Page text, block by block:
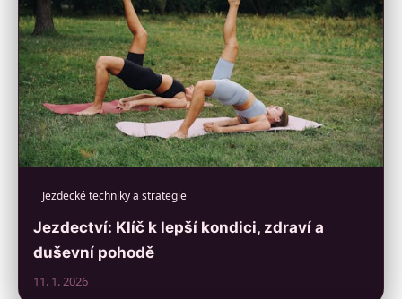
Jezdecké techniky a strategie
Jezdectví: Klíč k lepší kondici, zdraví a
duševní pohodě
11. 1. 2026